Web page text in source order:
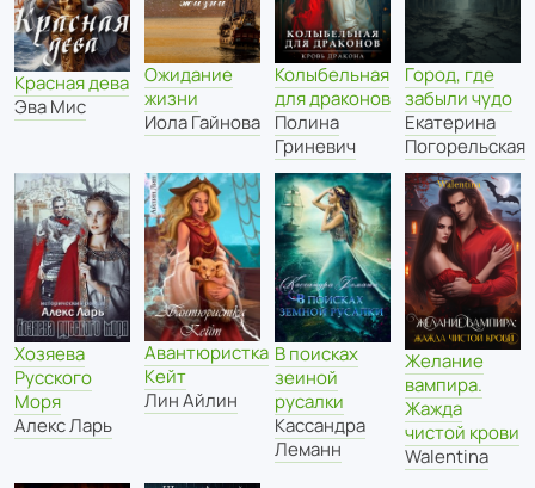
Красная дева
Эва Мис
Ожидание
жизни
Иола Гайнова
Колыбельная
для драконов
Полина
Гриневич
Город, где
забыли чудо
Екатерина
Погорельская
Хозяева
Русского
Моря
Алекс Ларь
Авантюристка
Кейт
Лин Айлин
В поисках
зеиной
русалки
Кассандра
Леманн
Желание
вампира.
Жажда
чистой крови
Walentina